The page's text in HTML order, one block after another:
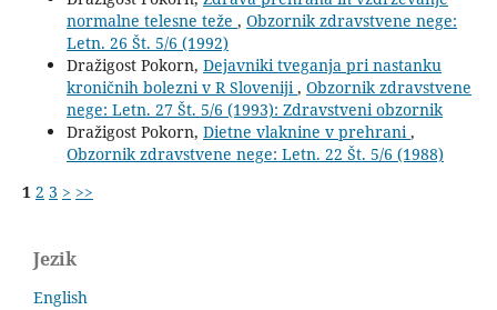
normalne telesne teže , Obzornik zdravstvene nege:
Letn. 26 Št. 5/6 (1992)
Dražigost Pokorn, Dejavniki tveganja pri nastanku
kroničnih bolezni v R Sloveniji, Obzornik zdravstvene
nege: Letn. 27 Št. 5/6 (1993): Zdravstveni obzornik
Dražigost Pokorn, Dietne vlaknine v prehrani,
Obzornik zdravstvene nege: Letn. 22 Št. 5/6 (1988)
1 2 3 > >>
Jezik
English